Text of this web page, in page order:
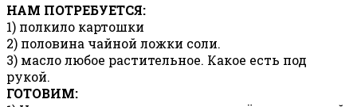
НАМ ПОТРЕБУЕТСЯ:
1) полкило картошки
2) половина чайной ложки соли.
3) масло любое растительное. Какое есть под
рукой.
ГОТОВИМ: